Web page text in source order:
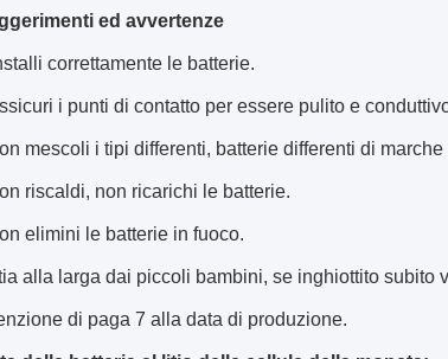
ed avvertenze
correttamente le batterie.
i punti di contatto per essere pulito e
mescoli i tipi differenti, batterie differenti di
riscaldi, non ricarichi le batterie.
elimini le batterie in fuoco.
alla larga dai piccoli bambini, se inghiottito subito
di paga 7 alla data di produzione.